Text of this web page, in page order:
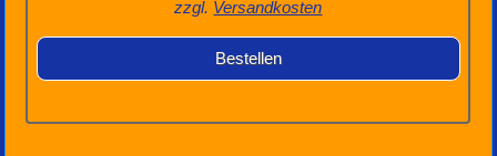
zzgl. Versandkosten
Bestellen